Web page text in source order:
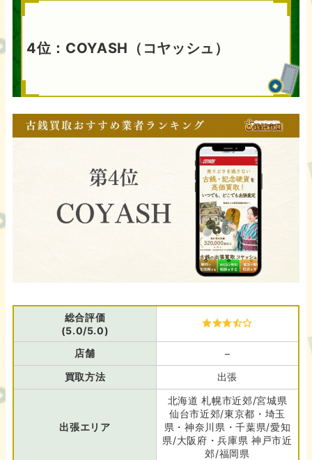
4位：COYASH（コヤッシュ）
総合評価
(5.0/5.0)
店舗
–
買取方法
出張
出張エリア
北海道 札幌市近郊/宮城県
仙台市近郊/東京都・埼玉
県・神奈川県・千葉県/愛知
県/大阪府・兵庫県 神戸市近
郊/福岡県